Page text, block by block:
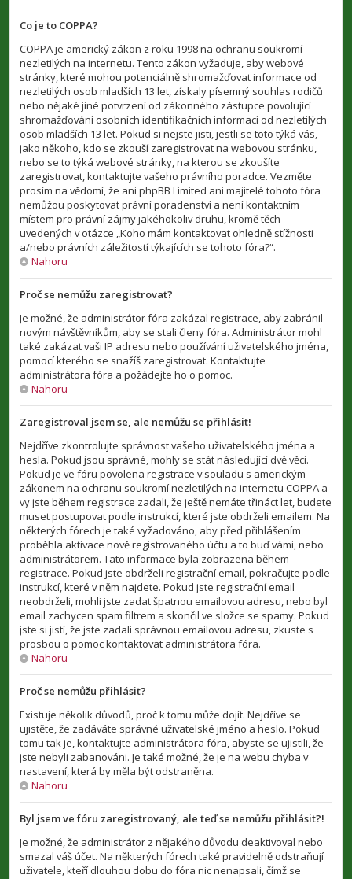
Co je to COPPA?
COPPA je americký zákon z roku 1998 na ochranu soukromí
nezletilých na internetu. Tento zákon vyžaduje, aby webové
stránky, které mohou potenciálně shromažďovat informace od
nezletilých osob mladších 13 let, získaly písemný souhlas rodičů
nebo nějaké jiné potvrzení od zákonného zástupce povolující
shromažďování osobních identifikačních informací od nezletilých
osob mladších 13 let. Pokud si nejste jisti, jestli se toto týká vás,
jako někoho, kdo se zkouší zaregistrovat na webovou stránku,
nebo se to týká webové stránky, na kterou se zkoušíte
zaregistrovat, kontaktujte vašeho právního poradce. Vezměte
prosím na vědomí, že ani phpBB Limited ani majitelé tohoto fóra
nemůžou poskytovat právní poradenství a není kontaktním
místem pro právní zájmy jakéhokoliv druhu, kromě těch
uvedených v otázce „Koho mám kontaktovat ohledně stížnosti
a/nebo právních záležitostí týkajících se tohoto fóra?“.
Nahoru
Proč se nemůžu zaregistrovat?
Je možné, že administrátor fóra zakázal registrace, aby zabránil
novým návštěvníkům, aby se stali členy fóra. Administrátor mohl
také zakázat vaši IP adresu nebo používání uživatelského jména,
pomocí kterého se snažíš zaregistrovat. Kontaktujte
administrátora fóra a požádejte ho o pomoc.
Nahoru
Zaregistroval jsem se, ale nemůžu se přihlásit!
Nejdříve zkontrolujte správnost vašeho uživatelského jména a
hesla. Pokud jsou správné, mohly se stát následující dvě věci.
Pokud je ve fóru povolena registrace v souladu s americkým
zákonem na ochranu soukromí nezletilých na internetu COPPA a
vy jste během registrace zadali, že ještě nemáte třináct let, budete
muset postupovat podle instrukcí, které jste obdrželi emailem. Na
některých fórech je také vyžadováno, aby před přihlášením
proběhla aktivace nově registrovaného účtu a to buď vámi, nebo
administrátorem. Tato informace byla zobrazena během
registrace. Pokud jste obdrželi registrační email, pokračujte podle
instrukcí, které v něm najdete. Pokud jste registrační email
neobdrželi, mohli jste zadat špatnou emailovou adresu, nebo byl
email zachycen spam filtrem a skončil ve složce se spamy. Pokud
jste si jistí, že jste zadali správnou emailovou adresu, zkuste s
prosbou o pomoc kontaktovat administrátora fóra.
Nahoru
Proč se nemůžu přihlásit?
Existuje několik důvodů, proč k tomu může dojít. Nejdříve se
ujistěte, že zadáváte správné uživatelské jméno a heslo. Pokud
tomu tak je, kontaktujte administrátora fóra, abyste se ujistili, že
jste nebyli zabanováni. Je také možné, že je na webu chyba v
nastavení, která by měla být odstraněna.
Nahoru
Byl jsem ve fóru zaregistrovaný, ale teď se nemůžu přihlásit?!
Je možné, že administrátor z nějakého důvodu deaktivoval nebo
smazal váš účet. Na některých fórech také pravidelně odstraňují
uživatele, kteří dlouhou dobu do fóra nic nenapsali, čímž se